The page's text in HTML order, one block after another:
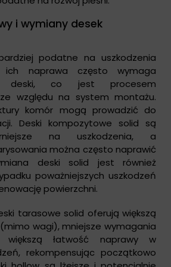
i wymiany desek
podatne na uszkodzenia
ich naprawa często wymaga
deski, co jest procesem
względu na system montażu.
komór mogą prowadzić do
Deski kompozytowe solid są
na uszkodzenia, a
można często naprawić
deski solid jest również
poważniejszych uszkodzeń
powierzchni.
tarasowe solid oferują większą
wagi), mniejsze wymagania
większą łatwość naprawy w
rekompensując początkowo